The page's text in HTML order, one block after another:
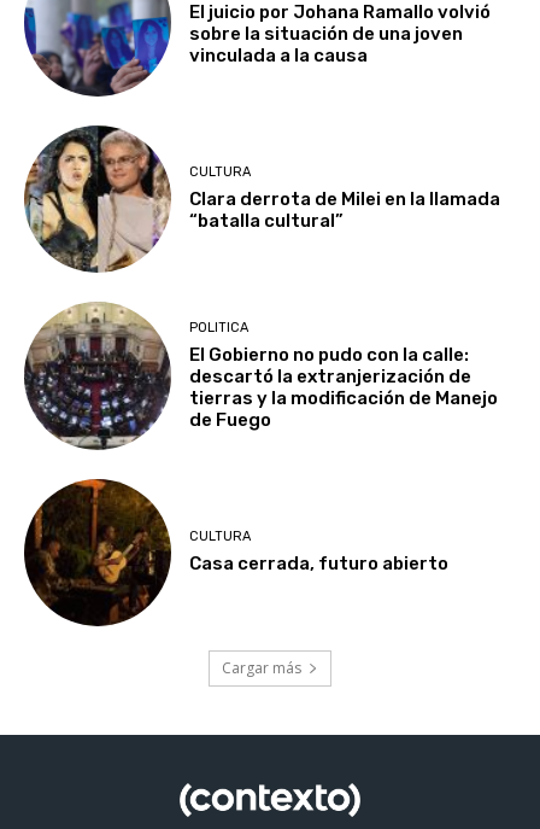
El juicio por Johana Ramallo volvió
sobre la situación de una joven
vinculada a la causa
CULTURA
Clara derrota de Milei en la llamada
“batalla cultural”
POLITICA
El Gobierno no pudo con la calle:
descartó la extranjerización de
tierras y la modificación de Manejo
de Fuego
CULTURA
Casa cerrada, futuro abierto
Cargar más